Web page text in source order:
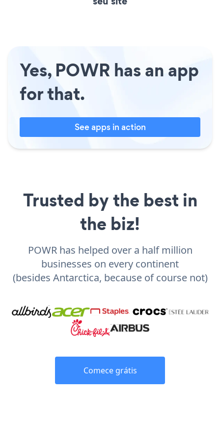
Yes, POWR has an app
for that.
See apps in action
Trusted by the best in
the biz!
POWR has helped over a half million
businesses on every continent
(besides Antarctica, because of course not)
Comece grátis